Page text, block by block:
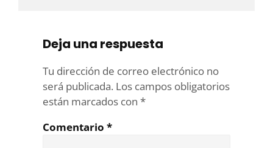
Deja una respuesta
Tu dirección de correo electrónico no
será publicada. Los campos obligatorios
están marcados con *
Comentario *